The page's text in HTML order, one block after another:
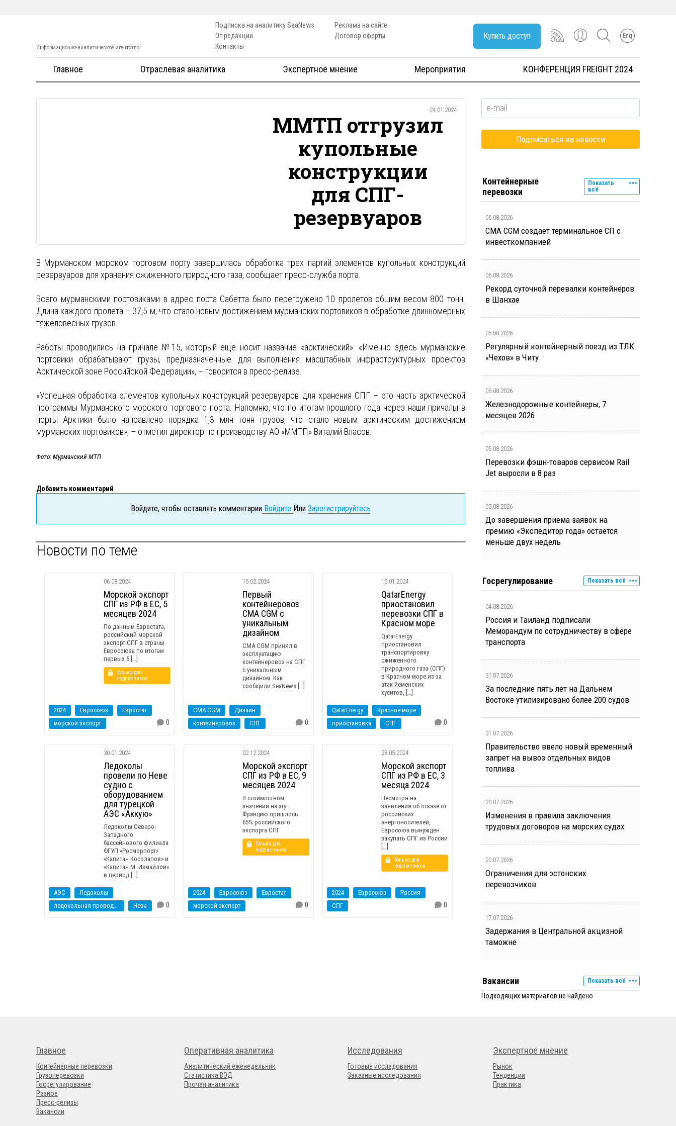
Информационно-аналитическое агентство
Подписка на аналитику SeaNews
От редакции
Контакты
Реклама на сайте
Договор оферты
Купить доступ Eng
Главное Отраслевая аналитика Экспертное мнение Мероприятия КОНФЕРЕНЦИЯ FREIGHT 2024
24.01.2024
ММТП отгрузил
купольные
конструкции
для СПГ-
резервуаров
В Мурманском морском торговом порту завершилась обработка трех партий элементов купольных конструкций
резервуаров для хранения сжиженного природного газа, сообщает пресс-служба порта.
Всего мурманскими портовиками в адрес порта Сабетта было перегружено 10 пролетов общим весом 800 тонн.
Длина каждого пролета – 37,5 м, что стало новым достижением мурманских портовиков в обработке длинномерных
тяжеловесных грузов.
Работы проводились на причале №15, который еще носит название «арктический». «Именно здесь мурманские
портовики обрабатывают грузы, предназначенные для выполнения масштабных инфраструктурных проектов
Арктической зоне Российской Федерации», – говорится в пресс-релизе.
«Успешная обработка элементов купольных конструкций резервуаров для хранения СПГ – это часть арктической
программы Мурманского морского торгового порта. Напомню, что по итогам прошлого года через наши причалы в
порты Арктики было направлено порядка 1,3 млн тонн грузов, что стало новым арктическим достижением
мурманских портовиков», – отметил директор по производству АО «ММТП» Виталий Власов.
Фото: Мурманский МТП
Добавить комментарий
Войдите, чтобы оставлять комментарии Войдите Или Зарегистрируйтесь
Новости по теме
06.08.2024
Морской экспорт
СПГ из РФ в ЕС, 5
месяцев 2024
По данным Евростата,
российский морской
экспорт СПГ в страны
Евросоюза по итогам
первых 5 […]
Только для
подписчиков
2024 Евросоюз
Евростат
морской экспорт
0
15.02.2024
Первый
контейнеровоз
CMA CGM с
уникальным
дизайном
CMA CGM принял в
эксплуатацию
контейнеровоз на СПГ
с уникальным
дизайном. Как
сообщили SeaNews […]
CMA CGM
Дизайн
контейнеровоз
СПГ 0
15.01.2024
QatarEnergy
приостановил
перевозки СПГ в
Красном море
QatarEnergy
приостановил
транспортировку
сжиженного
природного газа (СПГ)
в Красном море из-за
атак йеменских
хуситов, […]
QatarEnergy
Красное море
приостановка
СПГ 0
30.01.2024
Ледоколы
провели по Неве
судно с
оборудованием
для турецкой
АЭС «Аккую»
Ледоколы Северо-
Западного
бассейнового филиала
ФГУП «Росморпорт»
«Капитан Косолапов» и
«Капитан М. Измайлов»
в период […]
АЭС
Ледоколы
ледокольная проводка
Нева 0
02.12.2024
Морской экспорт
СПГ из РФ в ЕС, 9
месяцев 2024
В стоимостном
значении на эту
Францию пришлось
65% российского
экспорта СПГ
Только для
подписчиков
2024 Евросоюз
Евростат
морской экспорт
0
28.05.2024
Морской экспорт
СПГ из РФ в ЕС, 3
месяца 2024
Несмотря на
заявления об отказе от
российских
энергоносителей,
Евросоюз вынужден
закупать СПГ из России
[…]
Только для
подписчиков
2024 Евросоюз
Россия
СПГ
0
Контейнерные
перевозки
Показать
всё
06.08.2026
CMA CGM создает терминальное СП с
инвесткомпанией
06.08.2026
Рекорд суточной перевалки контейнеров
в Шанхае
05.08.2026
Регулярный контейнерный поезд из ТЛК
«Чехов» в Читу
05.08.2026
Железнодорожные контейнеры, 7
месяцев 2026
05.08.2026
Перевозки фэшн-товаров сервисом Rail
Jet выросли в 8 раз
05.08.2026
До завершения приема заявок на
премию «Экспедитор года» остается
меньше двух недель
Госрегулирование Показать всё
04.08.2026
Россия и Таиланд подписали
Меморандум по сотрудничеству в сфере
транспорта
31.07.2026
За последние пять лет на Дальнем
Востоке утилизировано более 200 судов
31.07.2026
Правительство ввело новый временный
запрет на вывоз отдельных видов
топлива
20.07.2026
Изменения в правила заключения
трудовых договоров на морских судах
20.07.2026
Ограничения для эстонских
перевозчиков
17.07.2026
Задержания в Центральной акцизной
таможне
Вакансии Показать всё
Подходящих материалов не найдено
Главное
Контейнерные перевозки
Грузоперевозки
Госрегулирование
Разное
Пресс-релизы
Вакансии
Оперативная аналитика
Аналитический еженедельник
Статистика ВЭД
Прочая аналитика
Исследования
Готовые исследования
Заказные исследования
Экспертное мнение
Рынок
Тенденции
Практика